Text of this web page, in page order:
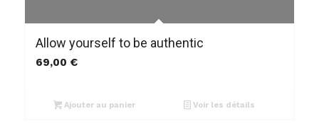
Allow yourself to be authentic
69,00 €
Ajouter au panier Voir les détails